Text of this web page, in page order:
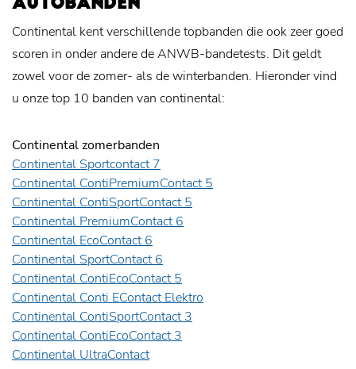
AUTOBANDEN
Continental kent verschillende topbanden die ook zeer goed
scoren in onder andere de ANWB-bandetests. Dit geldt
zowel voor de zomer- als de winterbanden. Hieronder vind
u onze top 10 banden van continental:
Continental zomerbanden
Continental Sportcontact 7
Continental ContiPremiumContact 5
Continental ContiSportContact 5
Continental PremiumContact 6
Continental EcoContact 6
Continental SportContact 6
Continental ContiEcoContact 5
Continental Conti EContact Elektro
Continental ContiSportContact 3
Continental ContiEcoContact 3
Continental UltraContact